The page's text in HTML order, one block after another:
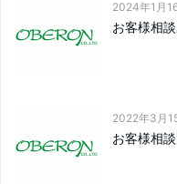
2024年1月
お客様相
2022年3月
お客様相